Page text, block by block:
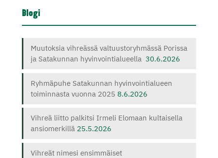
Blogi
Muutoksia vihreässä valtuustoryhmässä Porissa
ja Satakunnan hyvinvointialueella 30.6.2026
Ryhmäpuhe Satakunnan hyvinvointialueen
toiminnasta vuonna 2025 8.6.2026
Vihreä liitto palkitsi Irmeli Elomaan kultaisella
ansiomerkillä 25.5.2026
Vihreät nimesi ensimmäiset